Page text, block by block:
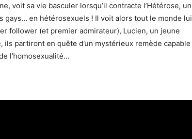
voit sa vie basculer lorsqu’il contracte l’Hétérose, un
gays… en hétérosexuels ! Il voit alors tout le monde lui
follower (et premier admirateur), Lucien, un jeune
ils partiront en quête d’un mystérieux remède capable
l’homosexualité…